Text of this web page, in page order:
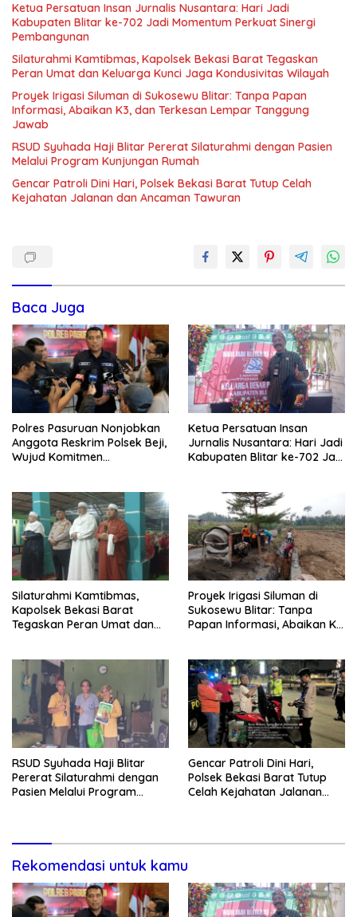
Ketua Persatuan Insan Jurnalis Nusantara: Hari Jadi
Kabupaten Blitar ke-702 Jadi Momentum Perkuat Sinergi
Pembangunan
Silaturahmi Kamtibmas, Kapolsek Bekasi Barat Tegaskan
Peran Umat dan Keluarga Kunci Jaga Kondusivitas Wilayah
Proyek Irigasi Siluman di Sukosewu Blitar: Tanpa Papan
Informasi, Abaikan K3, dan Terkesan Lempar Tanggung
Jawab
RSUD Syuhada Haji Blitar Pererat Silaturahmi dengan Pasien
Melalui Program Kunjungan Rumah
Gencar Patroli Dini Hari, Polsek Bekasi Barat Tutup Celah
Kejahatan Jalanan dan Ancaman Tawuran
Baca Juga
Polres Pasuruan Nonjobkan
Anggota Reskrim Polsek Beji,
Wujud Komitmen
Ketua Persatuan Insan
Jurnalis Nusantara: Hari Jadi
Kabupaten Blitar ke-702 Jadi
Silaturahmi Kamtibmas,
Kapolsek Bekasi Barat
Tegaskan Peran Umat dan
Proyek Irigasi Siluman di
Sukosewu Blitar: Tanpa
Papan Informasi, Abaikan K3,
RSUD Syuhada Haji Blitar
Pererat Silaturahmi dengan
Pasien Melalui Program
Gencar Patroli Dini Hari,
Polsek Bekasi Barat Tutup
Celah Kejahatan Jalanan
Rekomendasi untuk kamu